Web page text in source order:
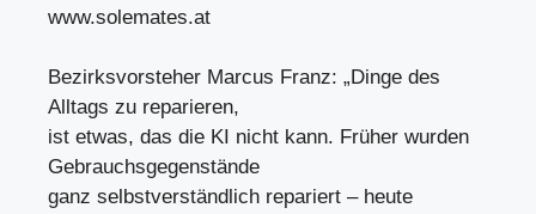
www.solemates.at
Bezirksvorsteher Marcus Franz: „Dinge des
Alltags zu reparieren,
ist etwas, das die KI nicht kann. Früher wurden
Gebrauchsgegenstände
ganz selbstverständlich repariert – heute